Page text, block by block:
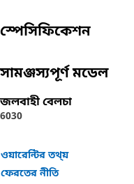
স্পেসিফিকেশন
সামঞ্জস্যপূর্ণ মডেল
জলবাহী বেলচা
6030
ওয়ারেন্টির তথ্য়
ফেরতের নীতি